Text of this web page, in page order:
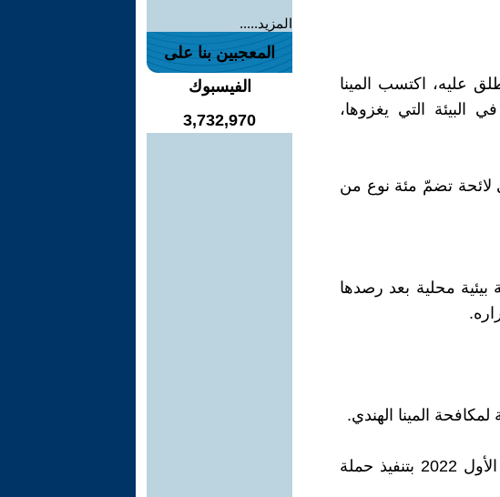
عليه، اكتسب المينا
البيئة التي يغزوها،
الطبيعة عام 2000، المينا على لائحة تضمّ مئة نوع من
محلية بعد رصدها
المينا الهندي.
وباشرت هيئة البيئة في سلطنة عُمان في ديسمبر/ كانون الأول 2022 بتنفيذ حملة
المزيد.....
المعجبين بنا على
الفيسبوك
3,732,970